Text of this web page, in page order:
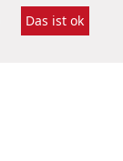
Das ist ok